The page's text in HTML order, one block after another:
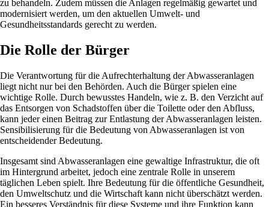
zu behandeln. Zudem müssen die Anlagen regelmäßig gewartet und
modernisiert werden, um den aktuellen Umwelt- und
Gesundheitsstandards gerecht zu werden.
Die Rolle der Bürger
Die Verantwortung für die Aufrechterhaltung der Abwasseranlagen
liegt nicht nur bei den Behörden. Auch die Bürger spielen eine
wichtige Rolle. Durch bewusstes Handeln, wie z. B. den Verzicht auf
das Entsorgen von Schadstoffen über die Toilette oder den Abfluss,
kann jeder einen Beitrag zur Entlastung der Abwasseranlagen leisten.
Sensibilisierung für die Bedeutung von Abwasseranlagen ist von
entscheidender Bedeutung.
Insgesamt sind Abwasseranlagen eine gewaltige Infrastruktur, die oft
im Hintergrund arbeitet, jedoch eine zentrale Rolle in unserem
täglichen Leben spielt. Ihre Bedeutung für die öffentliche Gesundheit,
den Umweltschutz und die Wirtschaft kann nicht überschätzt werden.
Ein besseres Verständnis für diese Systeme und ihre Funktion kann